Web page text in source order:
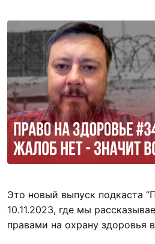
Это новый выпуск подкаста
10.11.2023, где мы
правами на охрану здоровья